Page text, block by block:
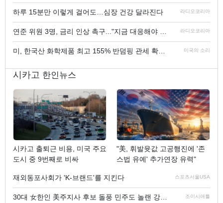
라디오코리아
하루 15분만 이렇게 걸어도…심장 건강 달라진다
라디오코리아
연준 위원 3명, 금리 인상 촉구..."지금 대응해야 물가…
미국의 소리
미, 한국산 화학제품 최고 155% 반덤핑 관세 확정 강제…
시카고 한인뉴스
시카고 출퇴근 비용, 미국 주요
도시 중 9번째로 비싸
"美, 휘발윳값 고공행진에 '존
스법 유예' 추가연장 유력"
스포츠서울USA
재외동포사회가 'K-브랜드'를 지킨다
조이시애틀